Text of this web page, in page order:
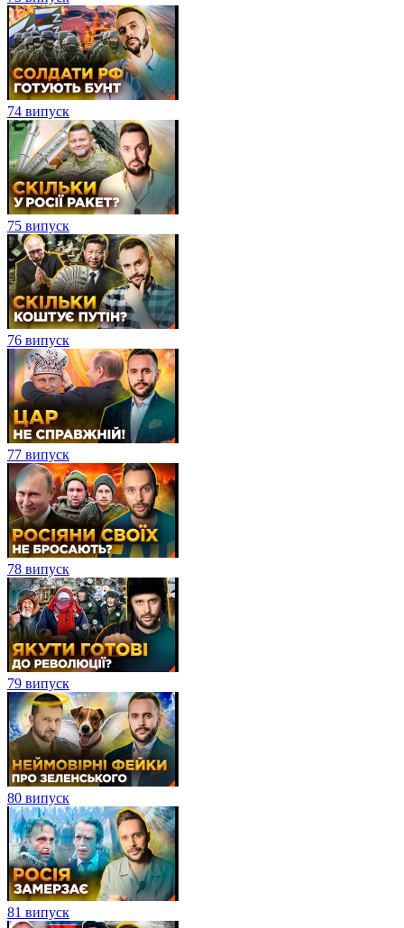
74 випуск
75 випуск
76 випуск
77 випуск
78 випуск
79 випуск
80 випуск
81 випуск